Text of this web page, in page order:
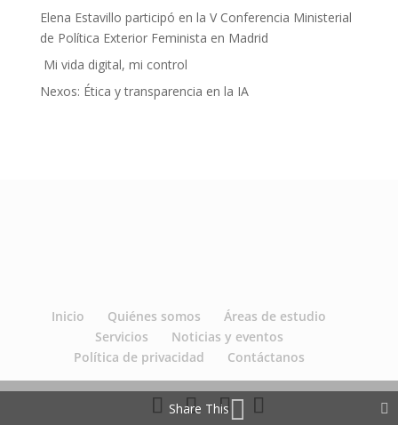
Elena Estavillo participó en la V Conferencia Ministerial
de Política Exterior Feminista en Madrid
Mi vida digital, mi control
Nexos: Ética y transparencia en la IA
Inicio Quiénes somos
Áreas de estudio
Servicios
Noticias y eventos
Política de privacidad
Contáctanos
Share This